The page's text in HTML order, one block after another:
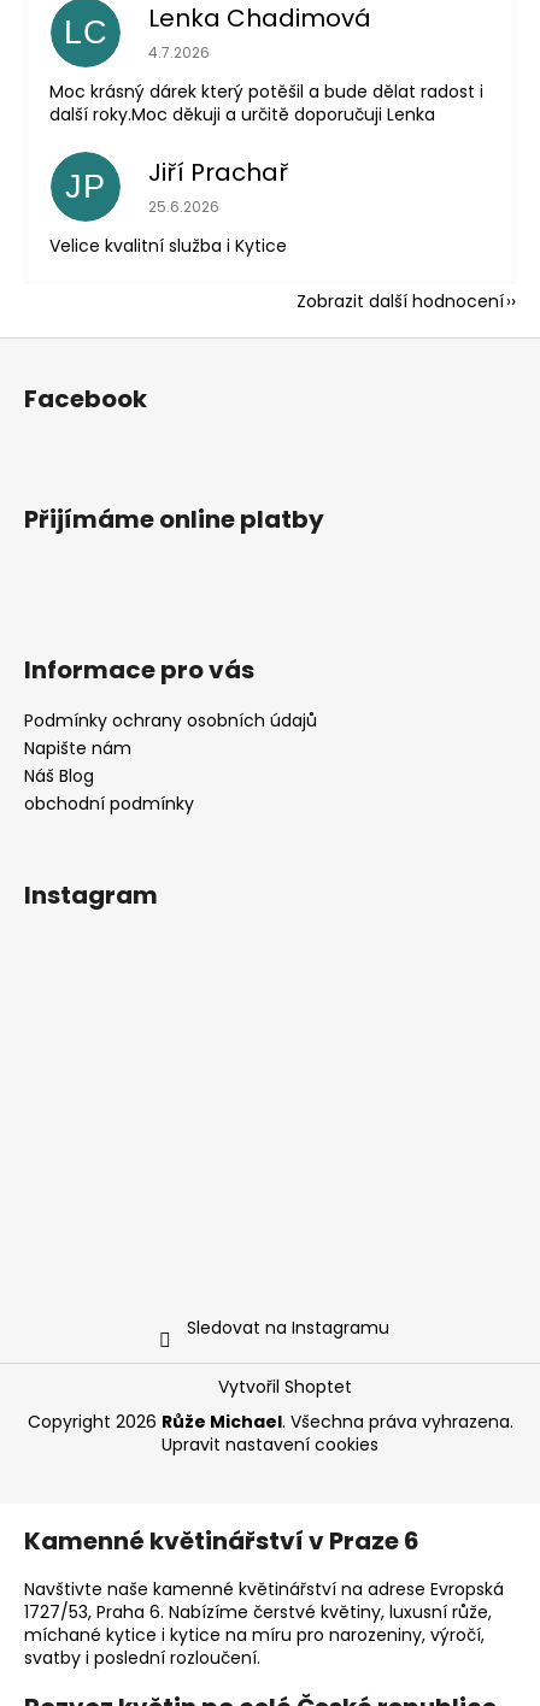
LC Lenka Chadimová
Hodnocení obchodu je 5 z 5 hvězdiček.
4.7.2026
Moc krásný dárek který potěšil a bude dělat radost i
další roky.Moc děkuji a určitě doporučuji Lenka
JP Jiří Prachař
Hodnocení obchodu je 5 z 5 hvězdiček.
25.6.2026
Velice kvalitní služba i Kytice
Zobrazit další hodnocení
Z
Facebook
Přijímáme online platby
Informace pro vás
Podmínky ochrany osobních údajů
Napište nám
Náš Blog
obchodní podmínky
Instagram
Sledovat na Instagramu
Vytvořil Shoptet
Copyright 2026 Růže Michael. Všechna práva vyhrazena.
Upravit nastavení cookies
Kamenné květinářství v Praze 6
Navštivte naše kamenné květinářství na adrese Evropská
1727/53, Praha 6. Nabízíme čerstvé květiny, luxusní růže,
míchané kytice i kytice na míru pro narozeniny, výročí,
svatby i poslední rozloučení.